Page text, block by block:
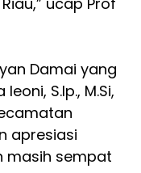
Damai yang
S.Ip., M.Si,
apresiasi
masih sempat